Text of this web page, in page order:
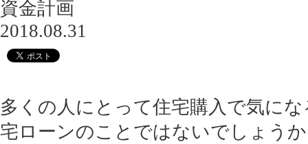
資金計画
2018.08.31
多くの人にとって住宅購入で気に
宅ローンのことではないでしょう